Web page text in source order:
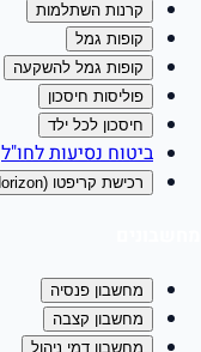
קרנות השתלמות
קופות גמל
קופות גמל להשקעה
פוליסות חיסכון
חיסכון לכל ילד
ביטוח נסיעות לחו"ל
רכישת קריפטו (Horizon)
מחשבון פנסיה
מחשבון קצבה
מחשבון דמי ניהול